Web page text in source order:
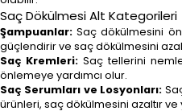
Saç Dökülmesi Alt Kategorileri
Şampuanlar: Saç dökülmesini
güçlendirir ve saç dökülmesini
Saç Kremleri:Saç tellerini
önlemeye yardımcı olur.
Saç Serumları ve Losyonları:
ürünleri, saç dökülmesini azaltır ve